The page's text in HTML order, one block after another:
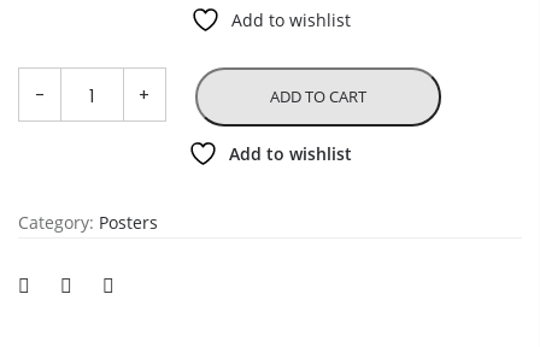
Add to wishlist
ADD TO CART
Add to wishlist
Category: Posters